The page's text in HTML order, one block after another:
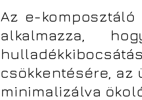
Az e-
alkalmazza,
csökkentésére, az
minimalizálva